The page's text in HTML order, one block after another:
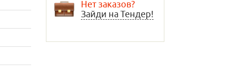
Нет заказов?
Зайди на Тендер!